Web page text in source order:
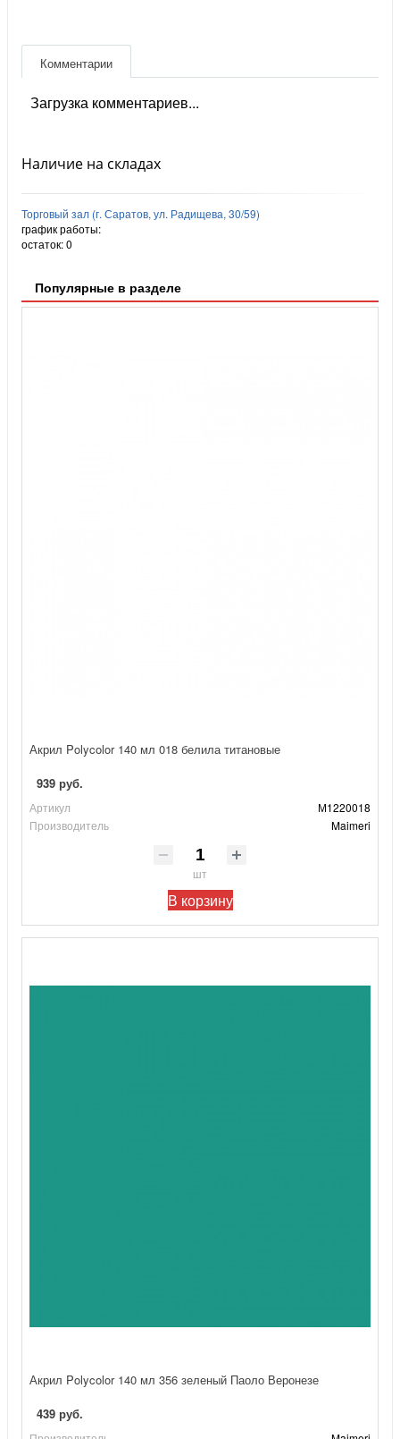
Комментарии
Загрузка комментариев...
Наличие на складах
Торговый зал (г. Саратов, ул. Радищева, 30/59)
график работы:
остаток:0
Популярные в разделе
Акрил Polycolor 140 мл 018 белила титановые
939 руб.
Артикул
М1220018
Производитель
Maimeri
шт
В корзину
Акрил Polycolor 140 мл 356 зеленый Паоло Веронезе
439 руб.